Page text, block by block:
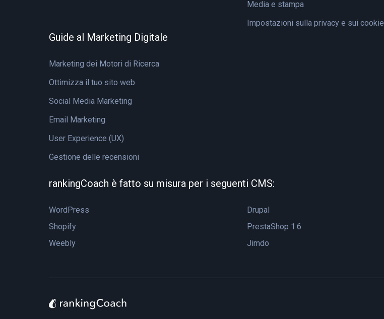
Media e stampa
Impostazioni sulla privacy e sui cookie
Guide al Marketing Digitale
Marketing dei Motori di Ricerca
Ottimizza il tuo sito web
Social Media Marketing
Email Marketing
User Experience (UX)
Gestione delle recensioni
rankingCoach è fatto su misura per i seguenti CMS:
WordPress Drupal
Shopify
PrestaShop 1.6
Weebly
Jimdo